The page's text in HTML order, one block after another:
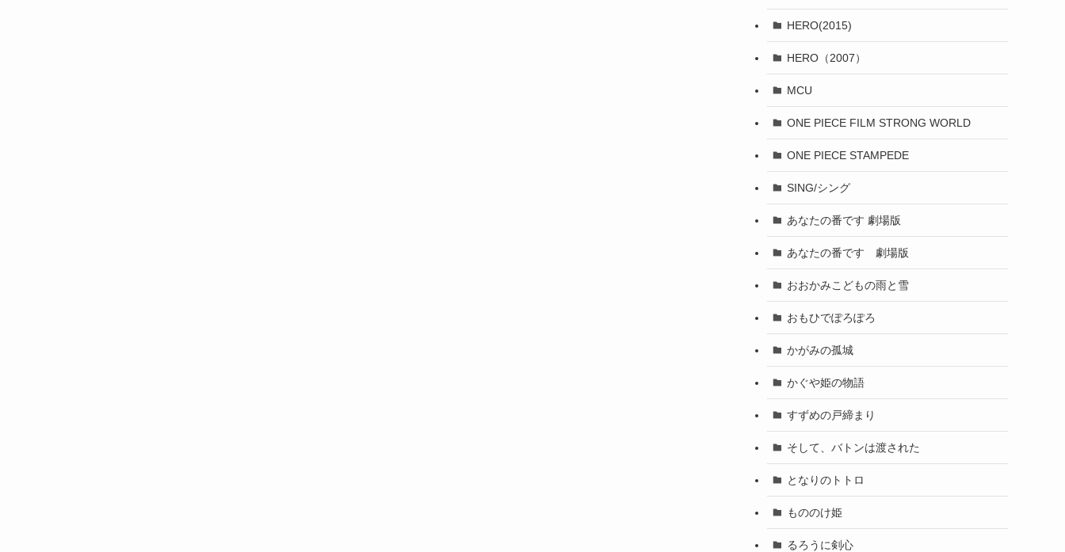
HERO(2015)
HERO（2007）
MCU
ONE PIECE FILM STRONG WORLD
ONE PIECE STAMPEDE
SING/シング
あなたの番です 劇場版
あなたの番です 劇場版
おおかみこどもの雨と雪
おもひでぽろぽろ
かがみの孤城
かぐや姫の物語
すずめの戸締まり
そして、バトンは渡された
となりのトトロ
もののけ姫
るろうに剣心